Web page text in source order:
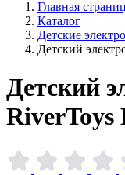
Главная
Каталог
Детские
Детский
Детский
RiverToys